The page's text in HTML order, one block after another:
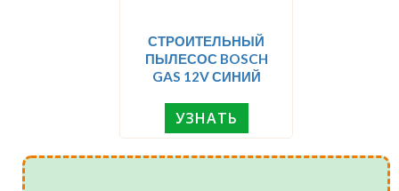
СТРОИТЕЛЬНЫЙ
ПЫЛЕСОС BOSCH
GAS 12V СИНИЙ
УЗНАТЬ